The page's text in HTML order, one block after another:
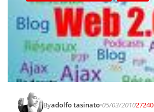
Byadolfo tasinato 05/03/201027240